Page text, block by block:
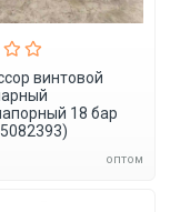
винтовой
18 бар
оптом